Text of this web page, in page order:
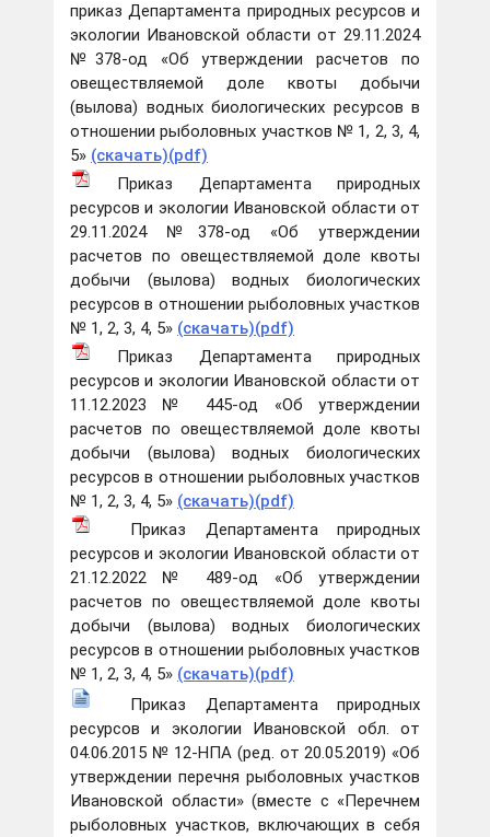
приказ Департамента природных ресурсов и
экологии Ивановской области от 29.11.2024
№378-од «Об утверждении расчетов по
овеществляемой доле квоты добычи
(вылова) водных биологических ресурсов в
отношении рыболовных участков № 1, 2, 3, 4,
5» (скачать)(pdf)
Приказ Департамента природных
ресурсов и экологии Ивановской области от
29.11.2024 №378-од «Об утверждении
расчетов по овеществляемой доле квоты
добычи (вылова) водных биологических
ресурсов в отношении рыболовных участков
№ 1, 2, 3, 4, 5» (скачать)(pdf)
Приказ Департамента природных
ресурсов и экологии Ивановской области от
11.12.2023 № 445-од «Об утверждении
расчетов по овеществляемой доле квоты
добычи (вылова) водных биологических
ресурсов в отношении рыболовных участков
№ 1, 2, 3, 4, 5» (скачать)(pdf)
Приказ Департамента природных
ресурсов и экологии Ивановской области от
21.12.2022 № 489-од «Об утверждении
расчетов по овеществляемой доле квоты
добычи (вылова) водных биологических
ресурсов в отношении рыболовных участков
№ 1, 2, 3, 4, 5» (скачать)(pdf)
Приказ Департамента природных
ресурсов и экологии Ивановской обл. от
04.06.2015 № 12-НПА (ред. от 20.05.2019) «Об
утверждении перечня рыболовных участков
Ивановской области» (вместе с «Перечнем
рыболовных участков, включающих в себя